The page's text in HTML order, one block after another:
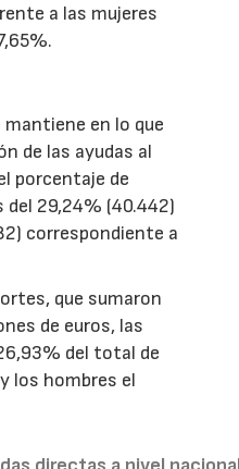
a las mujeres
en lo que
de las ayudas al
porcentaje de
del 29,24% (40.442)
correspondiente a
que sumaron
de euros, las
del total de
los hombres el